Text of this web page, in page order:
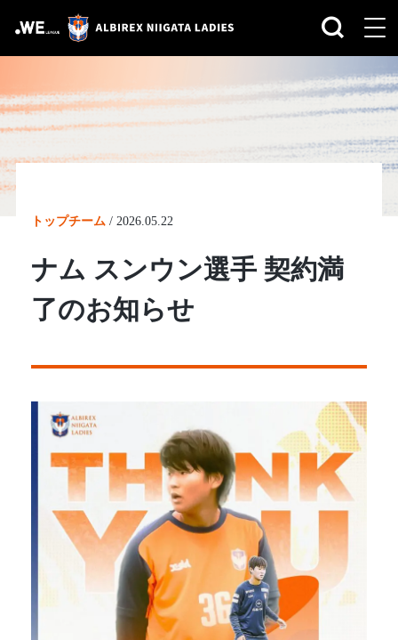
トップチーム / 2026.05.22
ナム スンウン選手 契約満
了のお知らせ